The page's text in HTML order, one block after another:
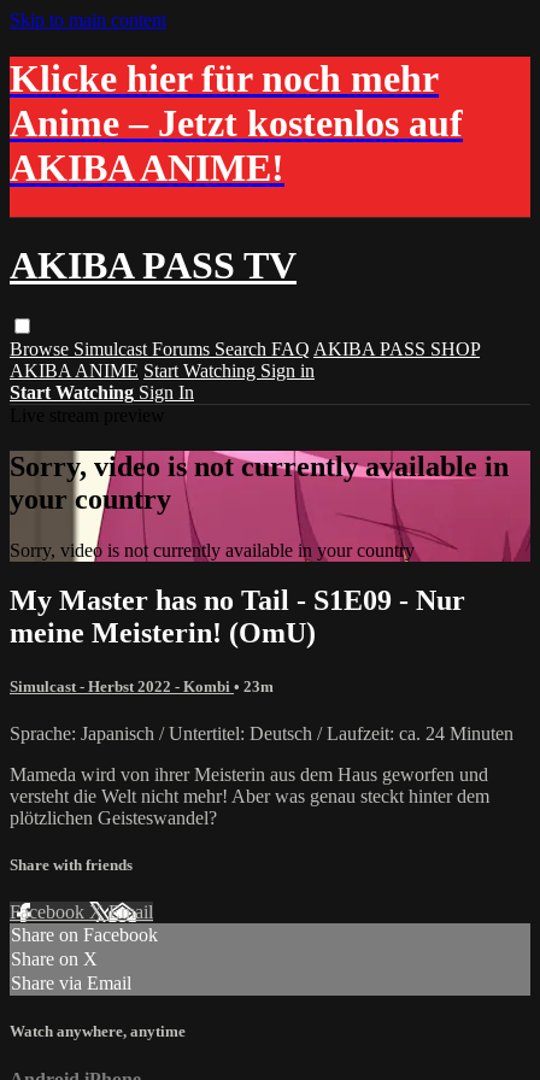
Skip to main content
Klicke hier für noch mehr
Anime – Jetzt kostenlos auf
AKIBA ANIME!
AKIBA PASS TV
Browse Simulcast Forums Search FAQ AKIBA PASS SHOP
AKIBA ANIME Start Watching Sign in
Start Watching Sign In
Sorry, video is not currently available in
your country
Sorry, video is not currently available in your country
My Master has no Tail - S1E09 - Nur
meine Meisterin! (OmU)
Simulcast - Herbst 2022 - Kombi • 23m
Sprache: Japanisch / Untertitel: Deutsch / Laufzeit: ca. 24 Minuten
Mameda wird von ihrer Meisterin aus dem Haus geworfen und
versteht die Welt nicht mehr! Aber was genau steckt hinter dem
plötzlichen Geisteswandel?
Share with friends
Facebook XEmail
Share on Facebook
Share on X
Share via Email
Watch anywhere, anytime